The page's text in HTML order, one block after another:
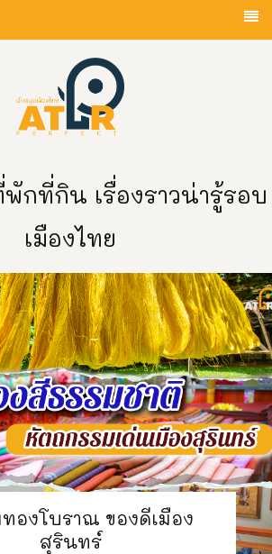
กที่กิน เรื่องราวน่ารู้รอบ
เมืองไทย
ทองโบราณ ของดีเมือง
สุรินทร์